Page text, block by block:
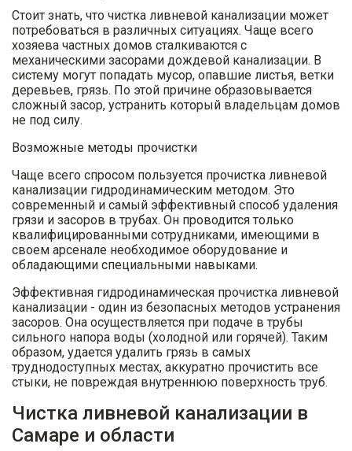
Стоит знать, что чистка ливневой канализации может
потребоваться в различных ситуациях. Чаще всего
хозяева частных домов сталкиваются с
механическими засорами дождевой канализации. В
систему могут попадать мусор, опавшие листья, ветки
деревьев, грязь. По этой причине образовывается
сложный засор, устранить который владельцам домов
не под силу.
Возможные методы прочистки
Чаще всего спросом пользуется прочистка ливневой
канализации гидродинамическим методом. Это
современный и самый эффективный способ удаления
грязи и засоров в трубах. Он проводится только
квалифицированными сотрудниками, имеющими в
своем арсенале необходимое оборудование и
обладающими специальными навыками.
Эффективная гидродинамическая прочистка ливневой
канализации - один из безопасных методов устранения
засоров. Она осуществляется при подаче в трубы
сильного напора воды (холодной или горячей). Таким
образом, удается удалить грязь в самых
труднодоступных местах, аккуратно прочистить все
стыки, не повреждая внутреннюю поверхность труб.
Чистка ливневой канализации в
Самаре и области